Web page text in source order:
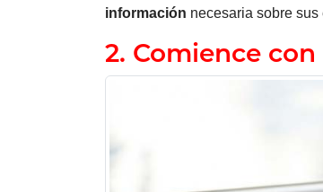
información necesaria sobre sus
2. Comience